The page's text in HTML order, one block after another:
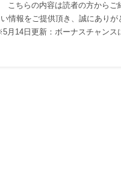
こちらの内容は読者の方からご
情報をご提供頂き、誠にありが
月14日更新：ボーナスチャンス